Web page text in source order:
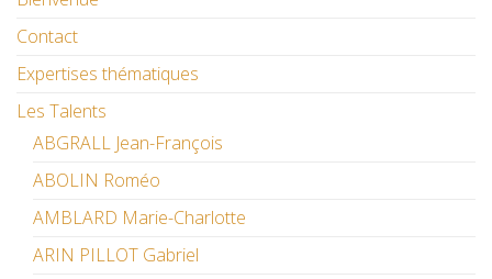
Contact
Expertises thématiques
Les Talents
ABGRALL Jean-François
ABOLIN Roméo
AMBLARD Marie-Charlotte
ARIN PILLOT Gabriel